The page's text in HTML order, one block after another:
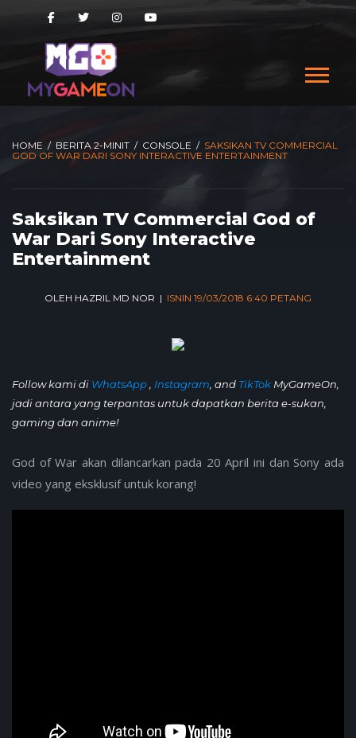
HOME / BERITA 2-MINIT / CONSOLE / SAKSIKAN TV COMMERCIAL
GOD OF WAR DARI SONY INTERACTIVE ENTERTAINMENT
Saksikan TV Commercial God of
War Dari Sony Interactive
Entertainment
OLEH HAZRIL MD NOR | ISNIN 19/03/2018 6:40 PETANG
Follow kami di WhatsApp Instagram , and TikTok MyGameOn,
jadi antara yang terpantas untuk dapatkan berita e-sukan,
gaming dan anime!
God of War akan dilancarkan pada 20 April ini dan Sony ada
video yang eksklusif untuk korang!